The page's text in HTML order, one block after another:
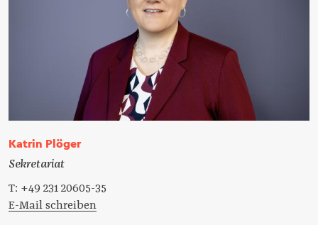
Katrin Plöger
Sekretariat
T: +49 231 20605-35
E-Mail schreiben